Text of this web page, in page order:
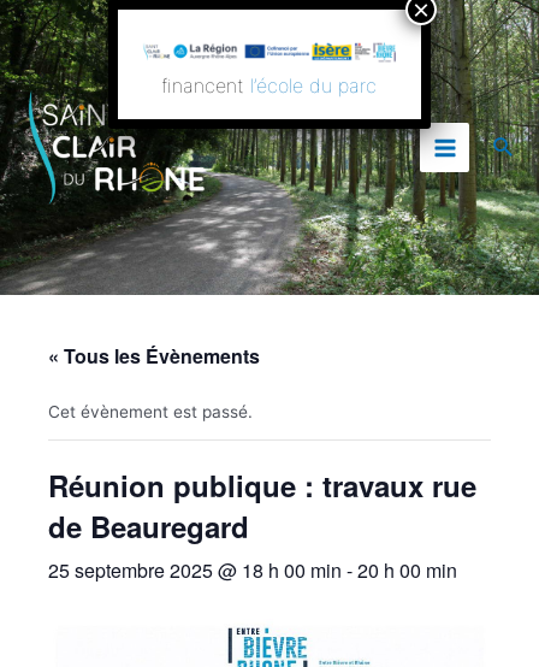
Aller
au
contenu
Main
Menu
« Tous les Évènements
Cet évènement est passé.
Réunion publique : travaux rue
de Beauregard
25 septembre 2025 @ 18 h 00 min -20 h 00 min
financent l’école du parc